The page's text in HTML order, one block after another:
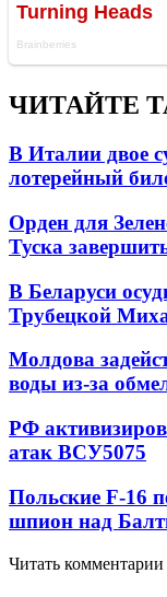
ЧИТАЙТЕ
В Италии двое
лотерейный
Орден для
Туска
В Беларуси
Трубецкой
Молдова
воды из-за
РФ
атак ВСУ5075
Польские F-16
шпион над
Читать комментарии